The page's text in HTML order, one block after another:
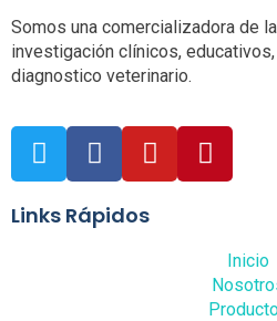
Somos una comercializadora de
investigación clínicos,
diagnostico veterinario.
Links Rápidos
Inicio